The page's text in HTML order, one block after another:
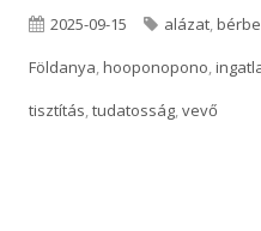
Published
on
2025-09-15 Tags
alázat,
Földanya,hooponopono,
tisztítás,tudatosság,vevő